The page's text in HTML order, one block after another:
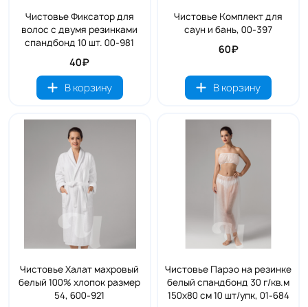
Чистовье Фиксатор для
волос с двумя резинками
спандбонд 10 шт. 00-981
40₽
В корзину
Чистовье Комплект для
саун и бань, 00-397
60₽
В корзину
Чистовье Халат махровый
белый 100% хлопок размер
54, 600-921
Чистовье Парэо на резинке
белый спандбонд 30 г/кв.м
150х80 см 10 шт/упк, 01-684